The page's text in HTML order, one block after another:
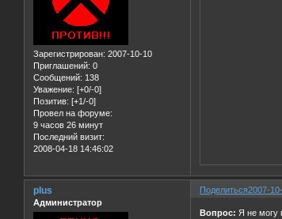
Зарегистрирован: 2007-10-10
Приглашений: 0
Сообщений: 138
Уважение: [+0/-0]
Позитив: [+1/-0]
Провел на форуме:
9 часов 26 минут
Последний визит:
2008-04-18 14:46:02
Поделиться2007-
plus
Администратор
Вопрос: Я не могу